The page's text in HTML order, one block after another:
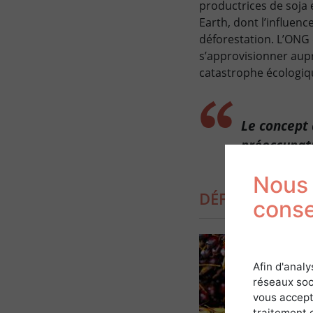
productrices de soja
Earth, dont
déforestation.
s’approvisionner
catastrophe
Le
DÉFINIR LA
Afin
réseaux
vous